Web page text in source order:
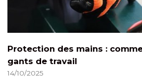
Protection des mains :
gants de travail
14/10/2025